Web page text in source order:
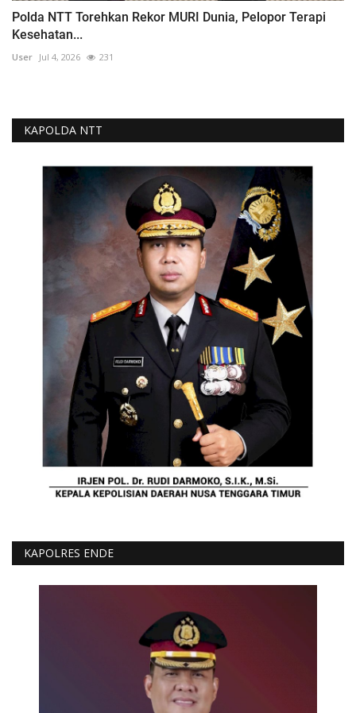
Polda NTT Torehkan Rekor MURI Dunia, Pelopor Terapi
Kesehatan...
User Jul 4, 2026 231
KAPOLDA NTT
KAPOLRES ENDE